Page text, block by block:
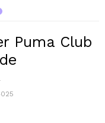
Puma Club